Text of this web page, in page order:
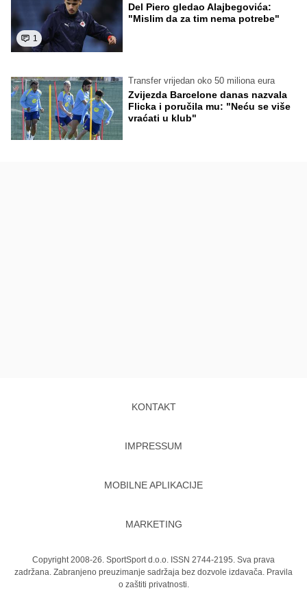
1
Del Piero gledao Alajbegovića:
"Mislim da za tim nema potrebe"
Transfer vrijedan oko 50 miliona eura
Zvijezda Barcelone danas nazvala
Flicka i poručila mu: "Neću se više
vraćati u klub"
KONTAKT
IMPRESSUM
MOBILNE APLIKACIJE
MARKETING
Copyright 2008-26. SportSport d.o.o. ISSN 2744-2195. Sva prava
zadržana. Zabranjeno preuzimanje sadržaja bez dozvole izdavača. Pravila
o zaštiti privatnosti.